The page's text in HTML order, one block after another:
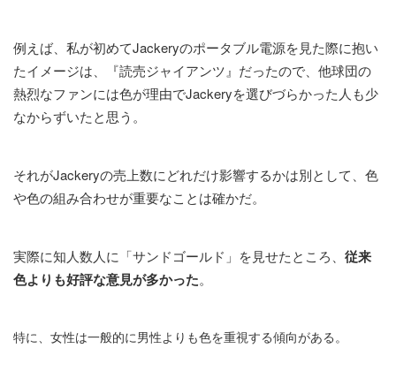
例えば、私が初めてJackeryのポータブル電源を見た際に抱い
たイメージは、『読売ジャイアンツ』だったので、他球団の
熱烈なファンには色が理由でJackeryを選びづらかった人も少
なからずいたと思う。
それがJackeryの売上数にどれだけ影響するかは別として、色
や色の組み合わせが重要なことは確かだ。
実際に知人数人に「サンドゴールド」を見せたところ、 従来
色よりも好評な意見が多かった。
特に、女性は一般的に男性よりも色を重視する傾向がある。